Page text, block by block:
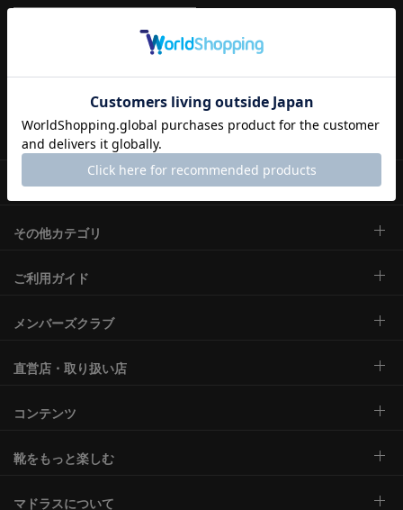
メンズ
ウィメンズ
その他カテゴリ
ご利用ガイド
メンバーズクラブ
直営店・取り扱い店
コンテンツ
靴をもっと楽しむ
マドラスについて